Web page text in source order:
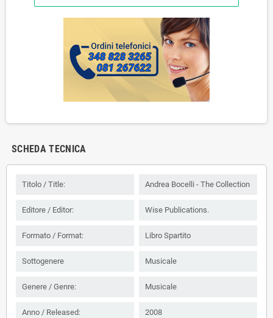
SCHEDA TECNICA
Titolo / Title: Andrea Bocelli - The Collection
Editore / Editor: Wise Publications.
Formato / Format: Libro Spartito
Sottogenere Musicale
Genere / Genre: Musicale
Anno / Released: 2008